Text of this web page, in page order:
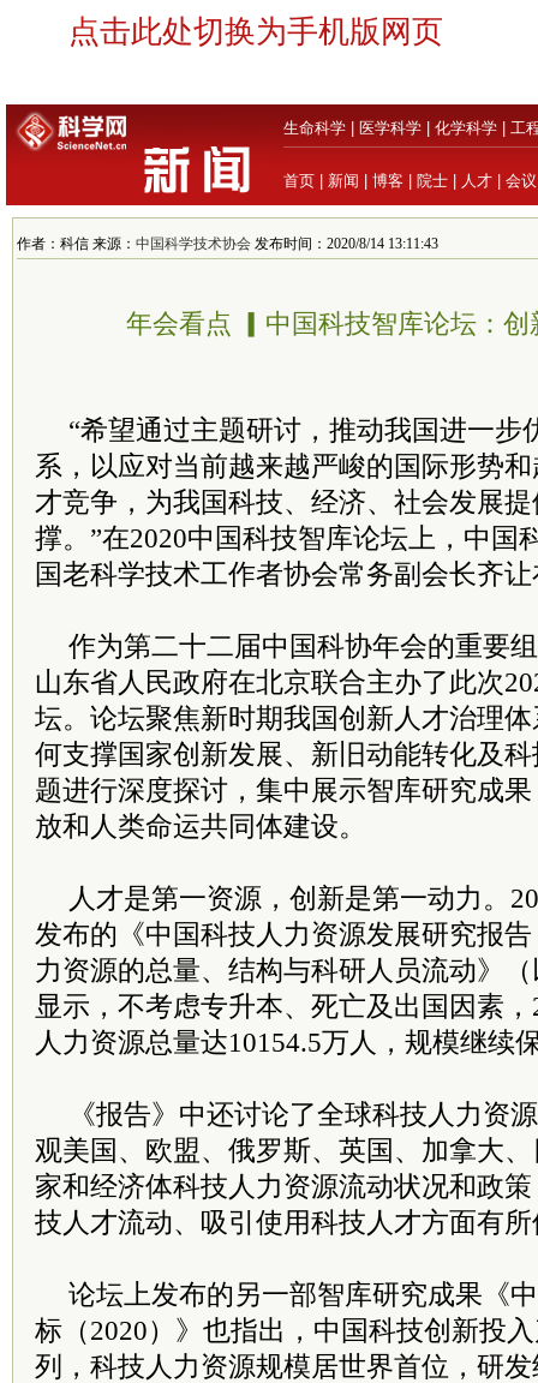
点击此处切换为手机版网页
生命科学 医学科学 化学科学 工
首页 新闻 博客 院士 人才 会议
作者：科信 来源： 中国科学技术协会 发布时间：2020/8/14 13:11:43
年会看点 ▎中国科技智库论坛：创
“希望通过主题研讨，推动我国进一步
系，以应对当前越来越严峻的国际形势
才竞争，为我国科技、经济、社会发展
撑。”在2020中国科技智库论坛上，中国
国老科学技术工作者协会常务副会长齐
作为第二十二届中国科协年会的重要
山东省人民政府在北京联合主办了此次
坛。论坛聚焦新时期我国创新人才治理
何支撑国家创新发展、新旧动能转化及
题进行深度探讨，集中展示智库研究成
放和人类命运共同体建设。
人才是第一资源，创新是第一动力。
发布的《中国科技人力资源发展研究报
力资源的总量、结构与科研人员流动》
显示，不考虑专升本、死亡及出国因素
人力资源总量达10154.5万人，规模继续
《报告》中还讨论了全球科技人力资
观美国、欧盟、俄罗斯、英国、加拿大
家和经济体科技人力资源流动状况和政
技人才流动、吸引使用科技人才方面有
论坛上发布的另一部智库研究成果《
标（2020）》也指出，中国科技创新投
列，科技人力资源规模居世界首位，研